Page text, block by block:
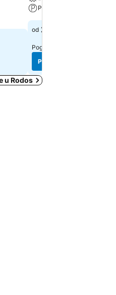
Parking
od 218 €
Pogledaj cene sa
Pogledaj cene
u Rodos